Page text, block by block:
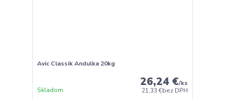
Avic Classik Andulka 20kg
26,24 €/ks
21,33 €bez DPH
Skladom